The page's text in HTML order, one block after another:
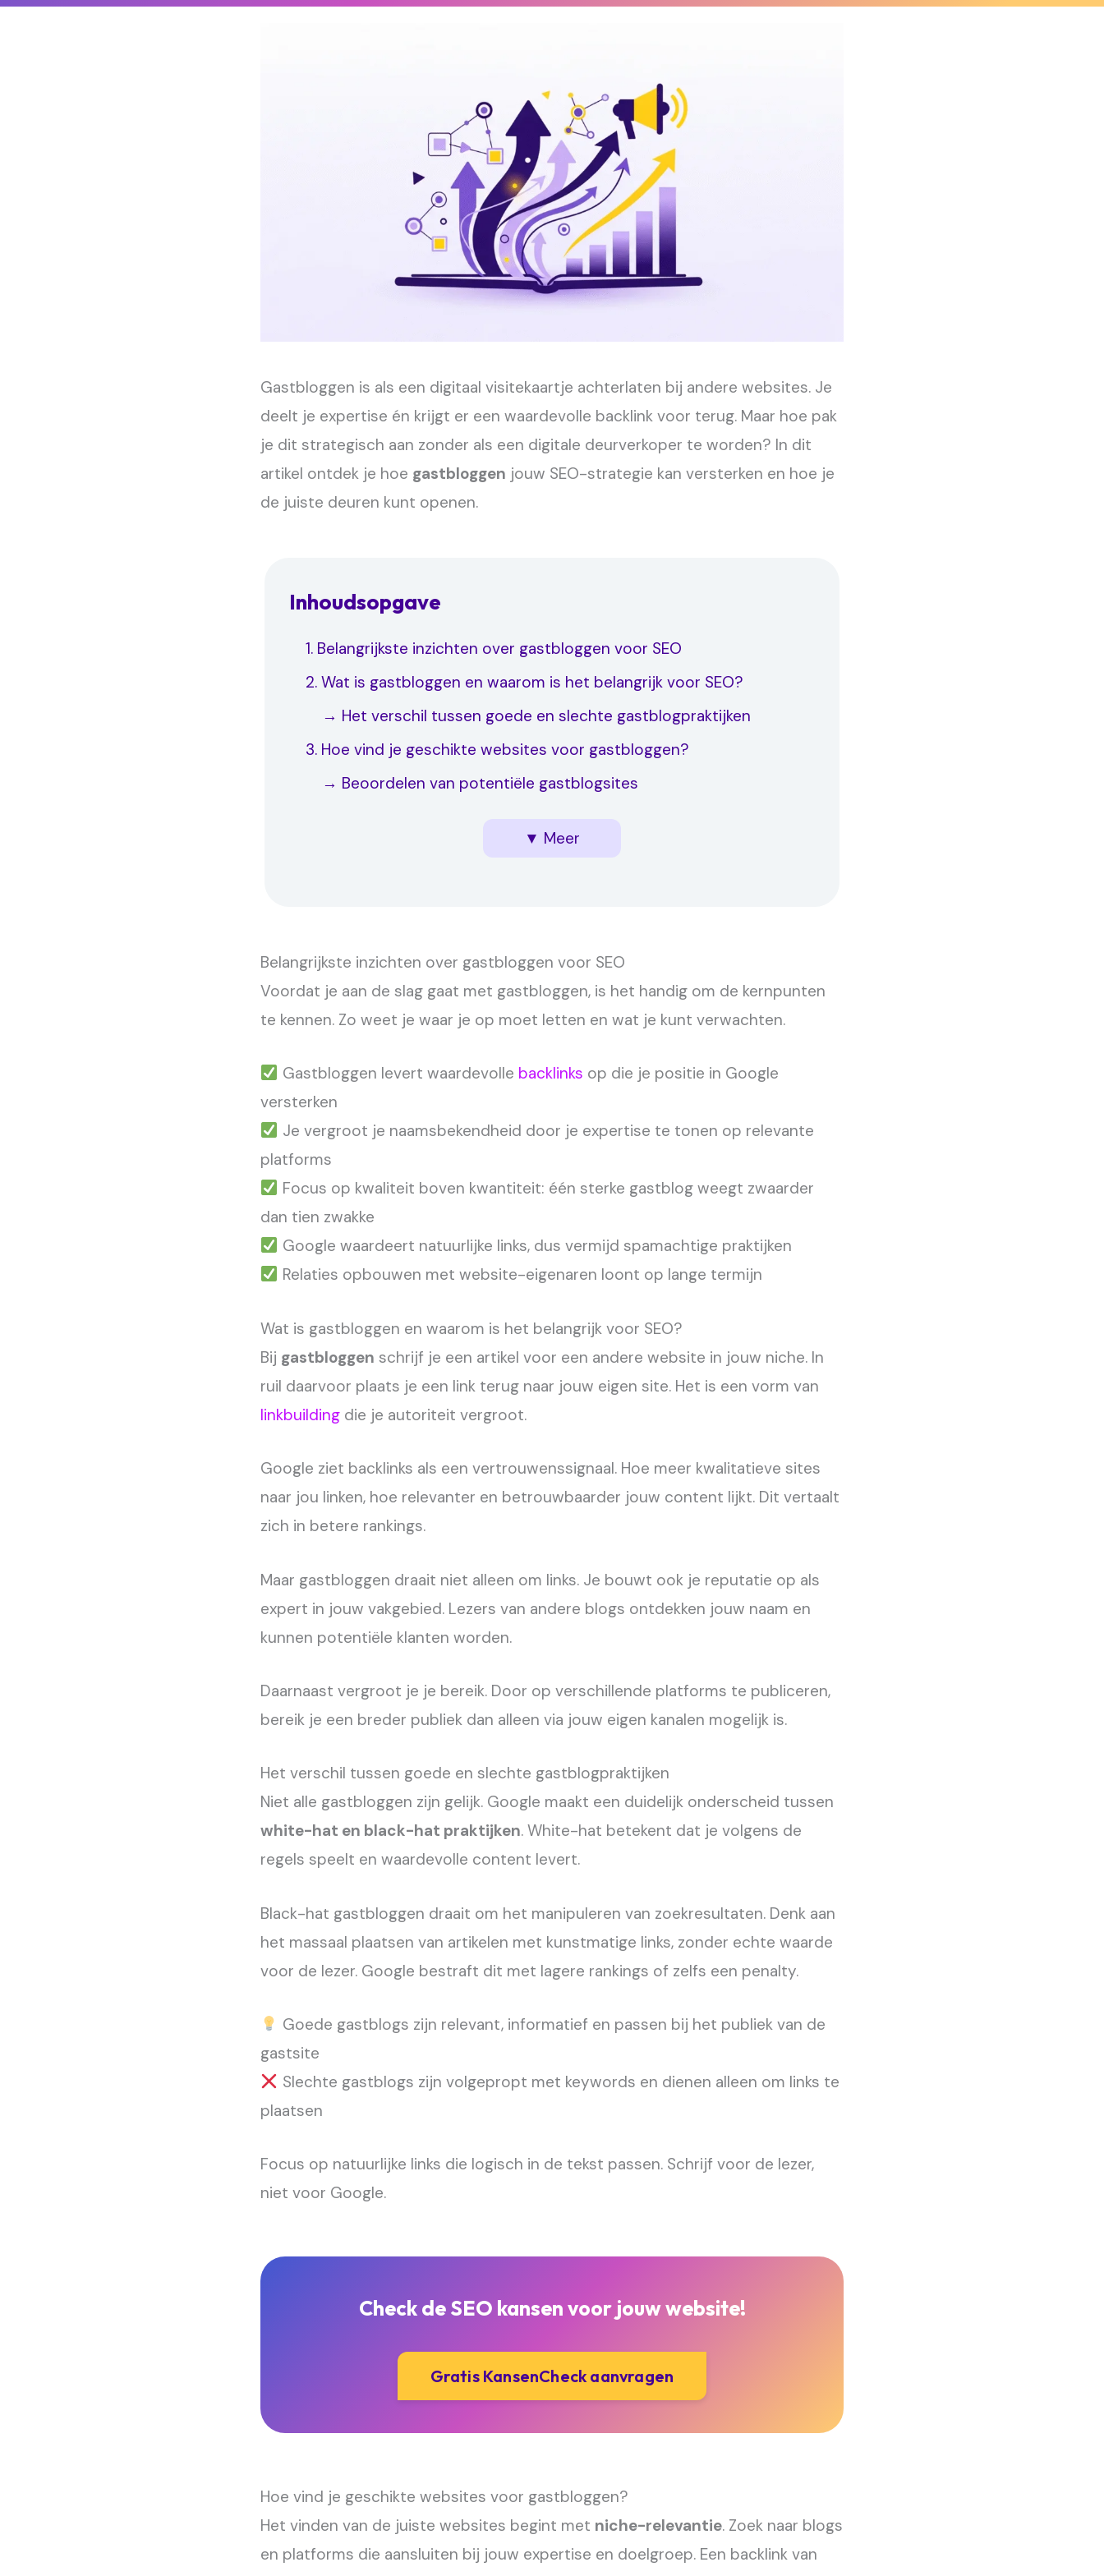
Gastbloggen is als een digitaal visitekaartje achterlaten bij andere websites. Je
deelt je expertise én krijgt er een waardevolle backlink voor terug. Maar hoe pak
je dit strategisch aan zonder als een digitale deurverkoper te worden? In dit
artikel ontdek je hoe gastbloggen jouw SEO-strategie kan versterken en hoe je
de juiste deuren kunt openen.
Inhoudsopgave
1. Belangrijkste inzichten over gastbloggen voor SEO
2. Wat is gastbloggen en waarom is het belangrijk voor SEO?
→ Het verschil tussen goede en slechte gastblogpraktijken
3. Hoe vind je geschikte websites voor gastbloggen?
→ Beoordelen van potentiële gastblogsites
▼ Meer
Belangrijkste inzichten over gastbloggen voor SEO
Voordat je aan de slag gaat met gastbloggen, is het handig om de kernpunten
te kennen. Zo weet je waar je op moet letten en wat je kunt verwachten.
Gastbloggen levert waardevolle backlinks op die je positie in Google
versterken
Je vergroot je naamsbekendheid door je expertise te tonen op relevante
platforms
Focus op kwaliteit boven kwantiteit: één sterke gastblog weegt zwaarder
dan tien zwakke
Google waardeert natuurlijke links, dus vermijd spamachtige praktijken
Relaties opbouwen met website-eigenaren loont op lange termijn
Wat is gastbloggen en waarom is het belangrijk voor SEO?
Bij gastbloggen schrijf je een artikel voor een andere website in jouw niche. In
ruil daarvoor plaats je een link terug naar jouw eigen site. Het is een vorm van
linkbuilding die je autoriteit vergroot.
Google ziet backlinks als een vertrouwenssignaal. Hoe meer kwalitatieve sites
naar jou linken, hoe relevanter en betrouwbaarder jouw content lijkt. Dit vertaalt
zich in betere rankings.
Maar gastbloggen draait niet alleen om links. Je bouwt ook je reputatie op als
expert in jouw vakgebied. Lezers van andere blogs ontdekken jouw naam en
kunnen potentiële klanten worden.
Daarnaast vergroot je je bereik. Door op verschillende platforms te publiceren,
bereik je een breder publiek dan alleen via jouw eigen kanalen mogelijk is.
Het verschil tussen goede en slechte gastblogpraktijken
Niet alle gastbloggen zijn gelijk. Google maakt een duidelijk onderscheid tussen
white-hat en black-hat praktijken. White-hat betekent dat je volgens de
regels speelt en waardevolle content levert.
Black-hat gastbloggen draait om het manipuleren van zoekresultaten. Denk aan
het massaal plaatsen van artikelen met kunstmatige links, zonder echte waarde
voor de lezer. Google bestraft dit met lagere rankings of zelfs een penalty.
Goede gastblogs zijn relevant, informatief en passen bij het publiek van de
gastsite
Slechte gastblogs zijn volgepropt met keywords en dienen alleen om links te
plaatsen
Focus op natuurlijke links die logisch in de tekst passen. Schrijf voor de lezer,
niet voor Google.
Check de SEO kansen voor jouw website!
Gratis KansenCheck aanvragen
Hoe vind je geschikte websites voor gastbloggen?
Het vinden van de juiste websites begint met niche-relevantie. Zoek naar blogs
en platforms die aansluiten bij jouw expertise en doelgroep. Een backlink van